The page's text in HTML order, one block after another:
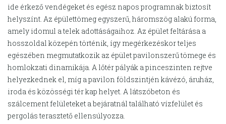
ide érkező vendégeket és egész napos programnak biztosít
helyszínt. Az épülettömeg egyszerű, háromszög alakú forma,
amely idomul a telek adottáságaihoz. Az épület feltárása a
hosszoldal közepén történik, így megérkezéskor teljes
egészében megmutatkozik az épület pavilonszerű tömege és
homlokzati dinamikája. A lőtér pályák a pinceszinten rejtve
helyezkednek el, míg a pavilon földszintjén kávézó, áruház,
iroda és közösségi tér kap helyet. A látszóbeton és
szálcement felületeket a bejáratnál található vízfelület és
pergolás terasztető ellensúlyozza.